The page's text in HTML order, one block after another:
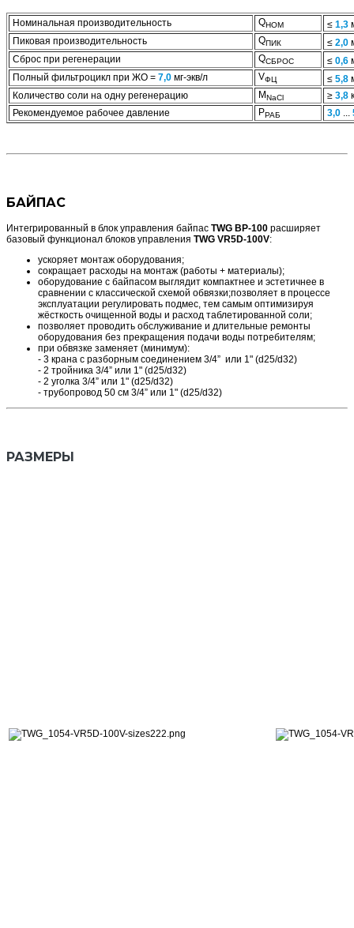
Номинальная производительность QНОМ ≤ 1,3
Пиковая производительность
QПИК ≤ 2,0
Сброс при регенерации
QСБРОС ≤ 0,6
Полный фильтроцикл при ЖО = 7,0 мг-экв/л VФЦ ≤ 5,8
Количество соли на одну регенерацию
MNaCl ≥ 3,8
Рекомендуемое рабочее давление
РРАБ 3,0
БАЙПАС
Интегрированный в блок управления байпас TWG BP-100 расширяет
базовый функционал блоков управления TWG VR5D-100V:
ускоряет монтаж оборудования;
сокращает расходы на монтаж (работы + материалы);
оборудование с байпасом выглядит компактнее и эстетичнее в
сравнении с классической схемой обвязки;позволяет в процессе
эксплуатации регулировать подмес, тем самым оптимизируя
жёсткость очищенной воды и расход таблетированной соли;
позволяет проводить обслуживание и длительные ремонты
оборудования без прекращения подачи воды потребителям;
при обвязке заменяет (минимум):
- 3 крана с разборным соединением 3/4” или 1" (d25/d32)
- 2 тройника 3/4” или 1" (d25/d32)
- 2 уголка 3/4” или 1" (d25/d32)
- трубопровод 50 см 3/4” или 1" (d25/d32)
РАЗМЕРЫ